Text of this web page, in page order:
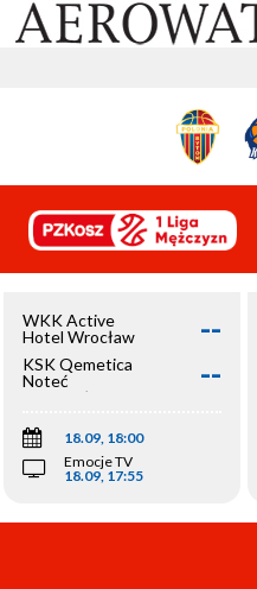
WKK Active
Hotel Wrocław
--
KSK Qemetica
Noteć
Inowrocław
--
18.09, 18:00
Emocje TV
18.09, 17:55